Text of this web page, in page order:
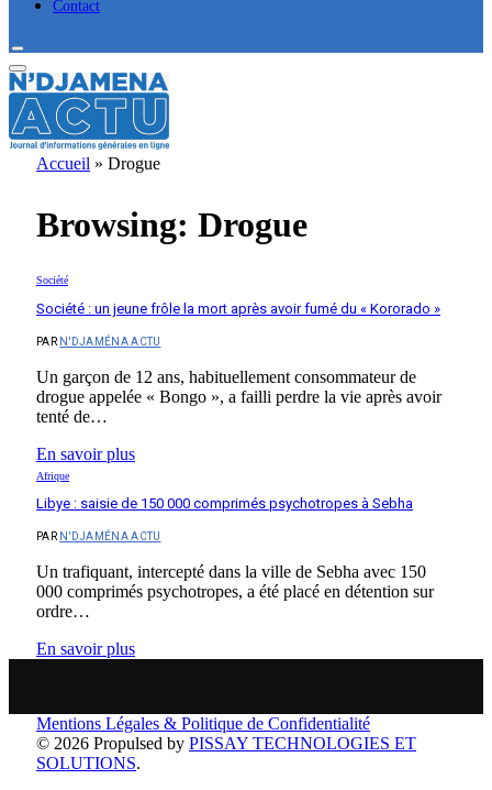
Contact
Accueil » Drogue
Browsing: Drogue
Société
Société : un jeune frôle la mort après avoir fumé du « Kororado »
PAR N'DJAMÉNA ACTU
Un garçon de 12 ans, habituellement consommateur de
drogue appelée « Bongo », a failli perdre la vie après avoir
tenté de…
En savoir plus
Afrique
Libye : saisie de 150 000 comprimés psychotropes à Sebha
PAR N'DJAMÉNA ACTU
Un trafiquant, intercepté dans la ville de Sebha avec 150
000 comprimés psychotropes, a été placé en détention sur
ordre…
En savoir plus
Mentions Légales & Politique de Confidentialité
© 2026 Propulsed by PISSAY TECHNOLOGIES ET
SOLUTIONS.